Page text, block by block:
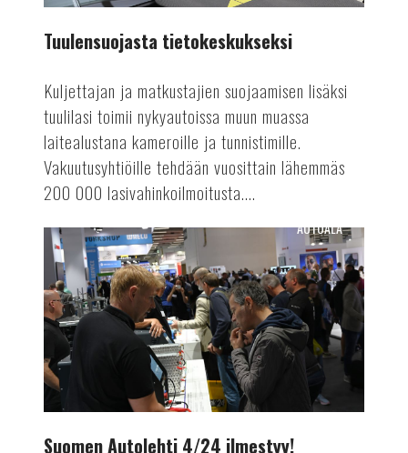
Tuulensuojasta tietokeskukseksi
Kuljettajan ja matkustajien suojaamisen lisäksi
tuulilasi toimii nykyautoissa muun muassa
laitealustana kameroille ja tunnistimille.
Vakuutusyhtiöille tehdään vuosittain lähemmäs
200 000 lasivahinkoilmoitusta....
Suomen
Autolehti
4/24
ilmestyy!
AUTOALA
Suomen Autolehti 4/24 ilmestyy!